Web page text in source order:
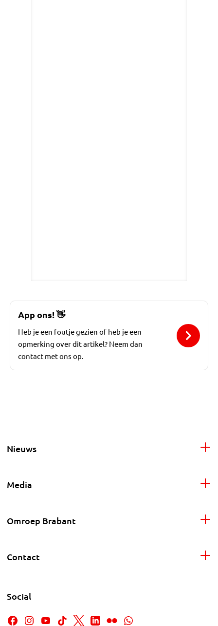
App ons!👋
Heb je een foutje gezien of heb je een
opmerking over dit artikel? Neem dan
contact met ons op.
Nieuws
Media
Omroep Brabant
Contact
Social